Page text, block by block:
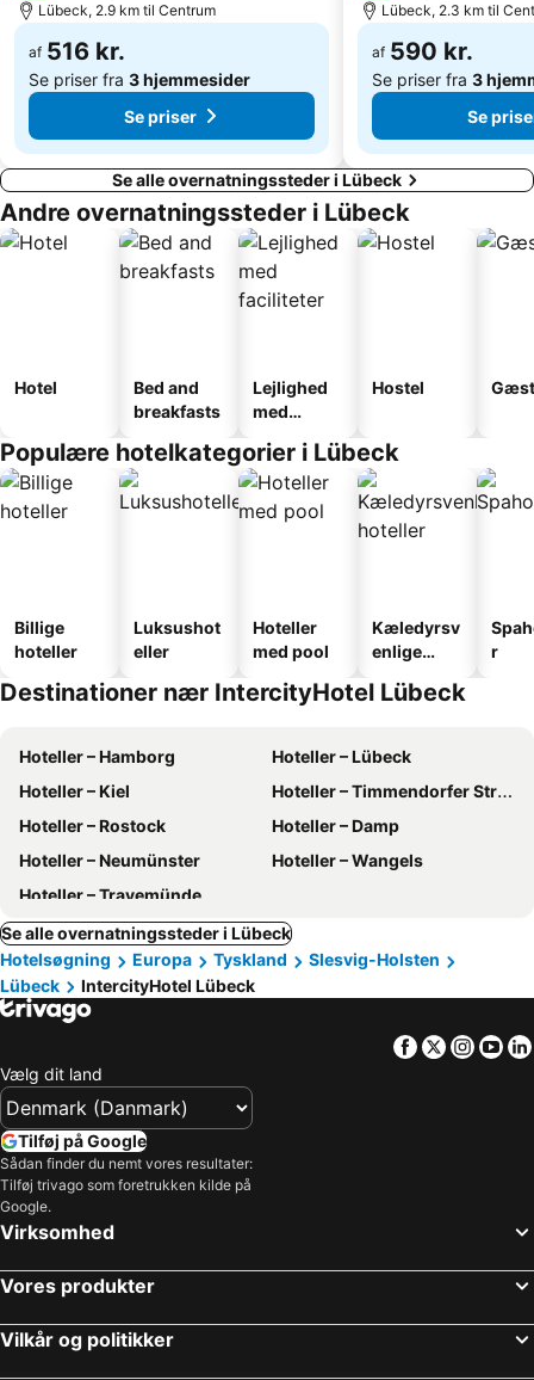
Karl-May-Festival
Kalkberghöhlen
Kellersee
Lübeck, 2.9 km til Centrum
af 516 kr.
Se priser fra 3 hjemmesider
Se priser
Lübeck, 2.3 km til
af 590 kr.
Se priser fra 3
Se
Se alle overnatningssteder i Lübeck
Andre overnatningssteder i Lübeck
Hotel
Bed and
breakfasts
Lejlighed
med
Hostel
Populære hotelkategorier i Lübeck
Billige
hoteller
Luksushot
eller
Hoteller
med pool
Kæledyrsv
enlige
r
Destinationer nær IntercityHotel Lübeck
Hoteller – Hamborg
Hoteller – Lübeck
Hoteller – Kiel
Hoteller – Timmendorfer Strand
Hoteller – Rostock
Hoteller – Damp
Hoteller – Neumünster
Hoteller – Wangels
Hoteller – Travemünde
Se alle overnatningssteder i Lübeck
Hotelsøgning
Europa Tyskland
Slesvig-Holsten
Lübeck
IntercityHotel Lübeck
Facebook
Twitter
Vælg dit land
Tilføj på Google
Sådan finder du nemt vores resultater:
Tilføj trivago som foretrukken kilde på
Google.
Virksomhed
Vores produkter
Vilkår og politikker